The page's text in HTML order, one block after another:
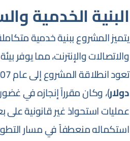
البنية الخدمية
يتميز المشروع ببنية خدمية
والاتصالات والإنترنت، مما يوفر
تعود انطلاقة المشروع إلى عام 2007، حين بدأ تنفيذه بكلفة تجاوزت نصف مليار دولار (نحو
دولار)، وكان مقرراً إنجازه في
عمليات استحواذ غير قانونية
استكماله منعطفاً في مسار